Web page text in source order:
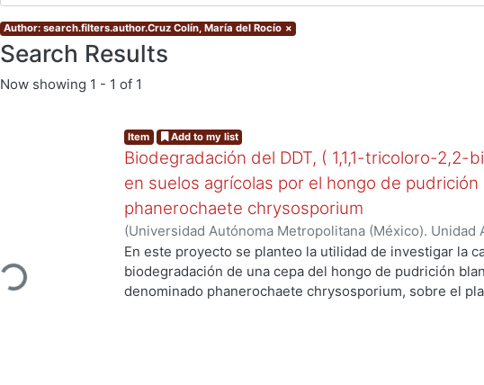
Author: search.filters.author.Cruz Colín, María del Rocío ×
Search Results
Now showing 1 - 1 of 1
Loading...
Item Add to my list
Biodegradación del DDT, ( 1,1,1-tricoloro-
en suelos agrícolas por el hongo de pudrición
phanerochaete chrysosporium
(Universidad Autónoma Metropolitana (México). Unidad
de Servicios de Información. ,2003-06 )Cruz Colín,
En este proyecto se planteo la utilidad de investigar la
biodegradación de una cepa del hongo de pudrición
denominado phanerochaete chrysosporium, sobre el